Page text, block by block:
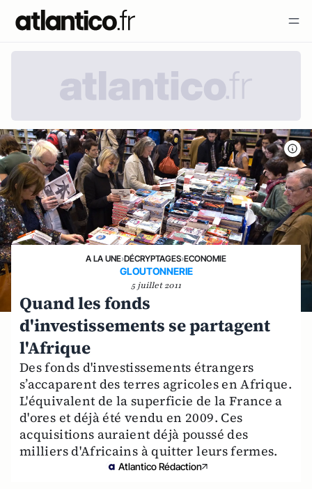
A LA UNE›DÉCRYPTAGES›ECONOMIE
GLOUTONNERIE
5 juillet 2011
Quand les fonds
d'investissements se partagent
l'Afrique
Des fonds d'investissements étrangers
s’accaparent des terres agricoles en Afrique.
L'équivalent de la superficie de la France a
d'ores et déjà été vendu en 2009. Ces
acquisitions auraient déjà poussé des
milliers d'Africains à quitter leurs fermes.
Atlantico Rédaction